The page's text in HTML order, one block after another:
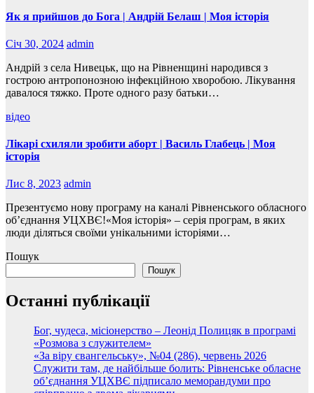
Як я прийшов до Бога | Андрій Белаш | Моя історія
Січ 30, 2024 admin
Андрій з села Нивецьк, що на Рівненщині народився з
гострою антропонозною інфекційною хворобою. Лікування
давалося тяжко. Проте одного разу батьки…
відео
Лікарі схиляли зробити аборт | Василь Глабець | Моя
історія
Лис 8, 2023 admin
Презентуємо нову програму на каналі Рівненського обласного
об’єднання УЦХВЄ!«Моя історія» – серія програм, в яких
люди діляться своїми унікальними історіями…
Пошук
Пошук
Останні публікації
Бог, чудеса, місіонерство – Леонід Полицяк в програмі
«Розмова з служителем»
«За віру євангельську», №04 (286), червень 2026
Служити там, де найбільше болить: Рівненське обласне
об’єднання УЦХВЄ підписало меморандуми про